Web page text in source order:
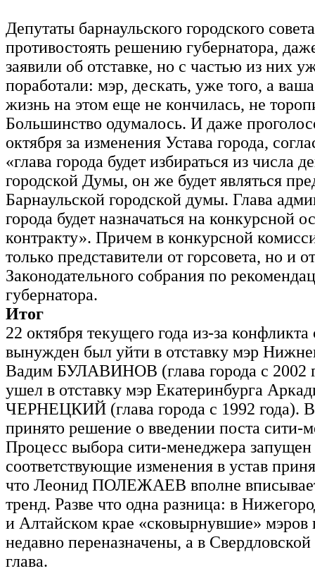
Депутаты барнаульского городского
противостоять решению губернатора,
заявили об отставке, но с частью из них
поработали: мэр, дескать, уже того, а
жизнь на этом еще не кончилась, не
Большинство одумалось. И даже
октября за изменения Устава города,
«глава города будет избираться из числа
городской Думы, он же будет являться
Барнаульской городской думы. Глава
города будет назначаться на конкурсной
контракту». Причем в конкурсной
только представители от горсовета, но и
Законодательного собрания по
губернатора.
Итог
22 октября текущего года из-за
вынужден был уйти в отставку мэр
Вадим БУЛАВИНОВ (глава города с 2002
ушел в отставку мэр Екатеринбурга
ЧЕРНЕЦКИЙ (глава города с 1992 года). В
принято решение о введении поста сити-
Процесс выбора сити-менеджера
соответствующие изменения в устав
что Леонид ПОЛЕЖАЕВ вполне
тренд. Разве что одна разница: в
и Алтайском крае «сковырнувшие» мэров
недавно переназначены, а в
глава.